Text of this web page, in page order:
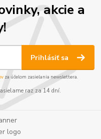
akcie a
Prihlásiť sa
za účelom zasielania newslettera.
raz za 14 dní.